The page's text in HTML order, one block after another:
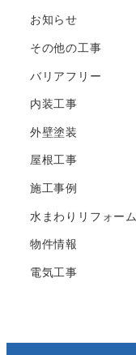
お知らせ
その他の工事
バリアフリー
内装工事
外壁塗装
屋根工事
施工事例
水まわりリフォーム
物件情報
電気工事